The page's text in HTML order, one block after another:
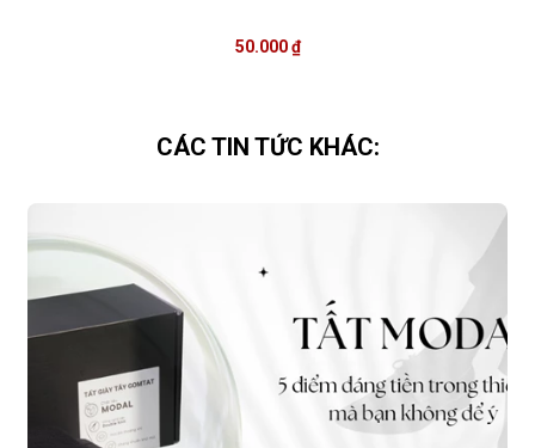
50.000 ₫
CÁC TIN TỨC KHÁC: